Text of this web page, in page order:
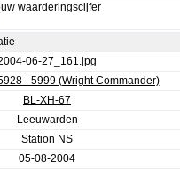
waarderingscijfer
06-27_161.jpg
- 5999 (Wright Commander)
BL-XH-67
Leeuwarden
Station NS
05-08-2004